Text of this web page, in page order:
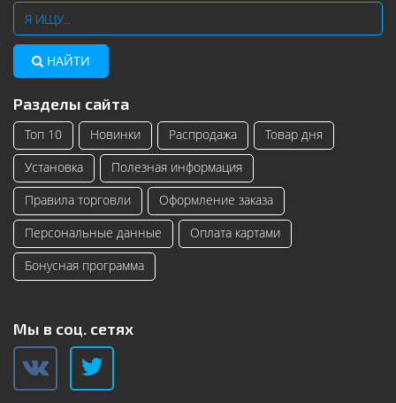
НАЙТИ
Разделы сайта
Топ 10 Новинки Распродажа
Товар дня
Установка
Полезная информация
Правила торговли
Оформление заказа
Персональные данные
Оплата картами
Бонусная программа
Мы в соц. сетях